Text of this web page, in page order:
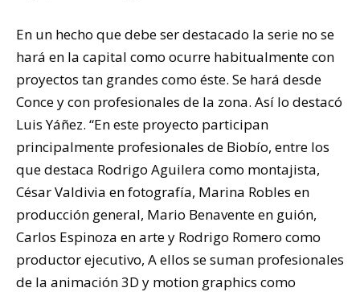
En un hecho que debe ser destacado la serie no se
hará en la capital como ocurre habitualmente con
proyectos tan grandes como éste. Se hará desde
Conce y con profesionales de la zona. Así lo destacó
Luis Yáñez. “En este proyecto participan
principalmente profesionales de Biobío, entre los
que destaca Rodrigo Aguilera como montajista,
César Valdivia en fotografía, Marina Robles en
producción general, Mario Benavente en guión,
Carlos Espinoza en arte y Rodrigo Romero como
productor ejecutivo, A ellos se suman profesionales
de la animación 3D y motion graphics como